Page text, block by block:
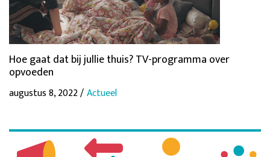
Hoe gaat dat bij jullie thuis? TV-programma over
opvoeden
augustus 8, 2022 /Actueel